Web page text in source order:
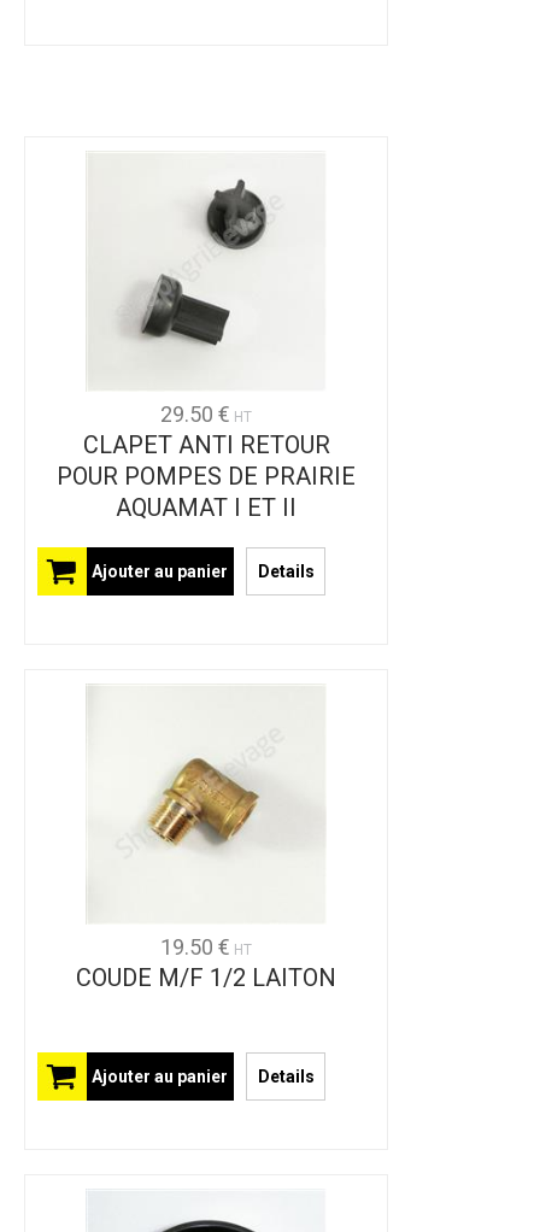
29.50 € HT
CLAPET ANTI RETOUR
POUR POMPES DE PRAIRIE
AQUAMAT I ET II
Ajouter au panier Details
19.50 € HT
COUDE M/F 1/2 LAITON
Ajouter au panier Details